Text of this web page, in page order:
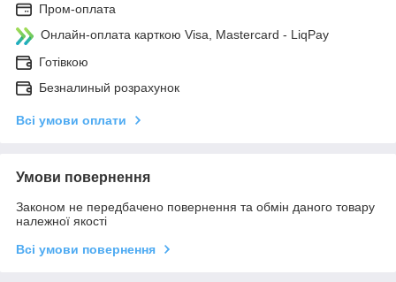
Пром-оплата
Онлайн-оплата карткою Visa, Mastercard - LiqPay
Готівкою
Безналиный розрахунок
Всі умови оплати
Умови повернення
Законом не передбачено повернення та обмін даного товару
належної якості
Всі умови повернення